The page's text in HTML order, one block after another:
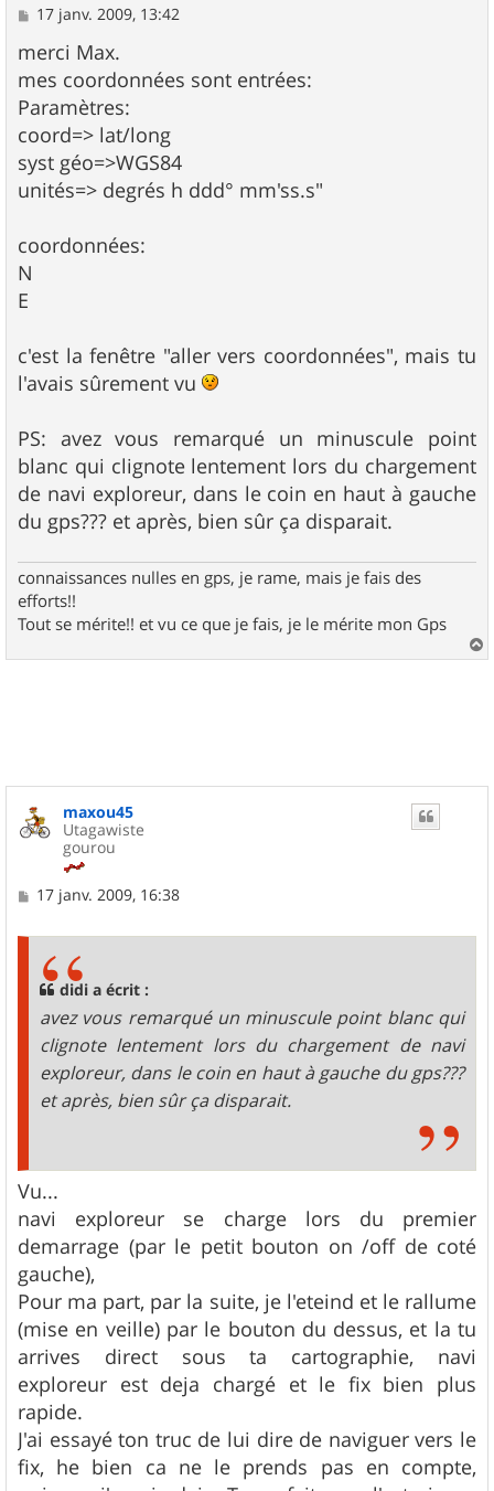
M
s
s
a
g
e
17 janv. 2009, 13:42
merci Max.
mes coordonnées sont entrées:
Paramètres:
coord=> lat/long
syst géo=>WGS84
unités=> degrés h ddd° mm'ss.s"
coordonnées:
N
E
c'est la fenêtre "aller vers coordonnées", mais tu
l'avais sûrement vu
PS: avez vous remarqué un minuscule point
blanc qui clignote lentement lors du chargement
de navi exploreur, dans le coin en haut à gauche
du gps??? et après, bien sûr ça disparait.
connaissances nulles en gps, je rame, mais je fais des
efforts!!
Tout se mérite!! et vu ce que je fais, je le mérite mon Gps
a
maxou45
Utagawiste
gourou
M17 janv. 2009, 16:38
didi a écrit :
avez vous remarqué un minuscule point blanc qui
clignote lentement lors du chargement de navi
exploreur, dans le coin en haut à gauche du gps???
et après, bien sûr ça disparait.
Vu...
navi exploreur se charge lors du premier
demarrage (par le petit bouton on /off de coté
gauche),
Pour ma part, par la suite, je l'eteind et le rallume
(mise en veille) par le bouton du dessus, et la tu
arrives direct sous ta cartographie, navi
exploreur est deja chargé et le fix bien plus
rapide.
J'ai essayé ton truc de lui dire de naviguer vers le
fix, he bien ca ne le prends pas en compte,